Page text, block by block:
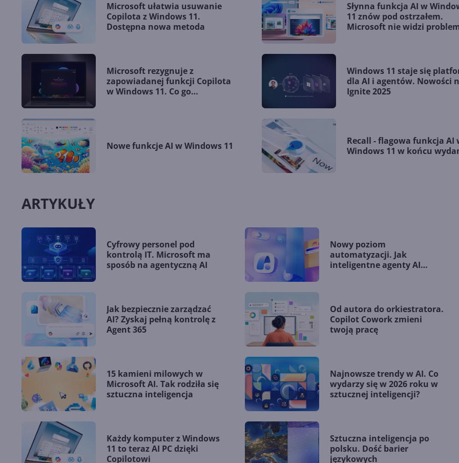
Microsoft ułatwia usuwanie
Copilota z Windows 11.
Dostępna nowa metoda
Słynna funkcja AI w
11 znów pod ostrzałem.
Microsoft nie widzi
Microsoft rezygnuje z
zapowiadanej funkcji Copilota
w Windows 11. Co go
Windows 11 staje się
dla AI i agentów. Nowości
Ignite 2025
Nowe funkcje AI w Windows 11
Recall - flagowa funkcja AI
Windows 11 w końcu
ARTYKUŁY
Cyfrowy personel pod
kontrolą IT. Microsoft ma
sposób na agentyczną AI
Nowy poziom
automatyzacji. Jak
inteligentne agenty AI
Jak bezpiecznie zarządzać
AI? Zyskaj pełną kontrolę z
Agent 365
Od autora do orkiestratora.
Copilot Cowork zmieni
twoją pracę
15 kamieni milowych w
Microsoft AI. Tak rodziła się
sztuczna inteligencja
Najnowsze trendy w AI. Co
wydarzy się w 2026 roku w
sztucznej inteligencji?
Każdy komputer z Windows
11 to teraz AI PC dzięki
Copilotowi
Sztuczna inteligencja po
polsku. Dość barier
językowych